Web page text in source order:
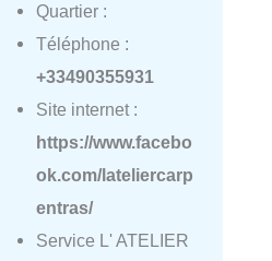
Quartier :
Téléphone :
+33490355931
Site internet :
https://www.facebo
ok.com/lateliercarp
entras/
Service L' ATELIER